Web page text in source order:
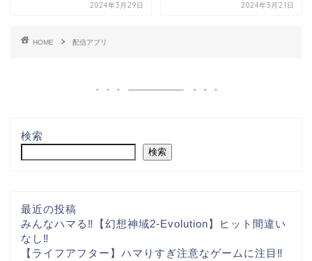
2024年3月29日 2024年3月21日
HOME 配信アプリ
検索
検索
最近の投稿
みんなハマる‼【幻想神域2-Evolution】ヒット間違い
なし‼
【ライフアフター】ハマりすぎ注意なゲームに注目‼